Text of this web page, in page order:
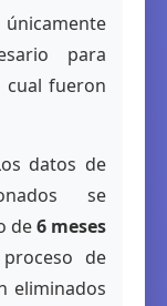
únicamente
para
cual fueron
datos de
se
de6 meses
de
eliminados